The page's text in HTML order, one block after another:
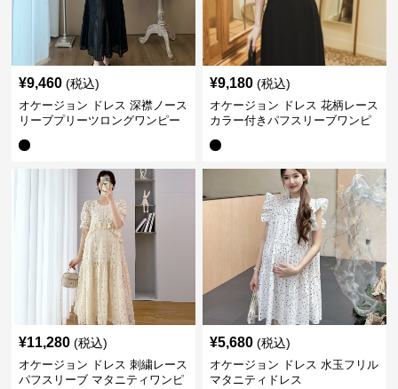
¥9,460 (税込)
オケージョン ドレス 深襟ノース
リーブプリーツロングワンピー
¥9,180 (税込)
オケージョン ドレス 花柄レース
カラー付きパフスリーブワンピ
¥11,280 (税込)
オケージョン ドレス 刺繍レース
パフスリーブ マタニティワンピ
¥5,680 (税込)
オケージョン ドレス 水玉フリル
マタニティドレス